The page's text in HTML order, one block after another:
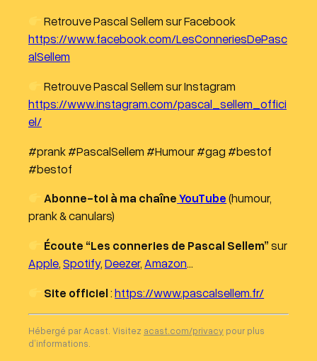
Retrouve Pascal Sellem sur Facebook
https://www.facebook.com/LesConneriesDePasc
alSellem
Retrouve Pascal Sellem sur Instagram
https://www.instagram.com/pascal_sellem_offici
el/
#prank #PascalSellem #Humour #gag #bestof
#bestof
Abonne-toi à ma chaîneYouTube(humour,
prank & canulars)
Écoute “Les conneries de Pascal Sellem”sur
Apple,Spotify,Deezer,Amazon…
Site officiel:https://www.pascalsellem.fr/
Hébergé par Acast. Visitez acast.com/privacy pour plus
d’informations.